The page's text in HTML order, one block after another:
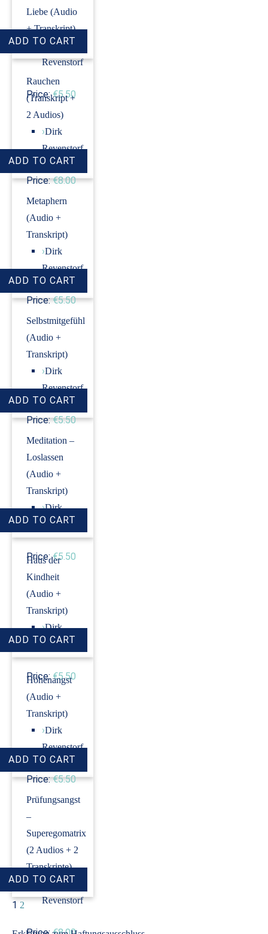
Liebe (Audio
+ Transkript)
›Dirk
Revenstorf
Price: €5.50
Rauchen
(Transkript +
2 Audios)
›Dirk
Revenstorf
Price: €8.00
Metaphern
(Audio +
Transkript)
›Dirk
Revenstorf
Price: €5.50
Selbstmitgefühl
(Audio +
Transkript)
›Dirk
Revenstorf
Price: €5.50
Meditation –
Loslassen
(Audio +
Transkript)
›Dirk
Revenstorf
Price: €5.50
Haus der
Kindheit
(Audio +
Transkript)
›Dirk
Revenstorf
Price: €5.50
Höhenangst
(Audio +
Transkript)
›Dirk
Revenstorf
Price: €5.50
Prüfungsangst
–
Superegomatrix
(2 Audios + 2
Transkripte)
›Dirk
Revenstorf
1 2